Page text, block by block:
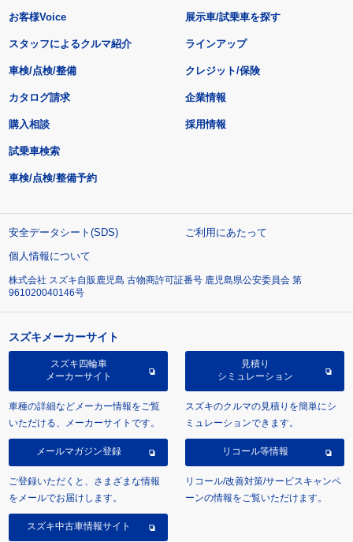
お客様Voice
スタッフによるクルマ紹介
展示車/試乗車を探す
ラインアップ
車検/点検/整備 クレジット/保険
カタログ請求
購入相談
試乗車検索
車検/点検/整備予約
企業情報
採用情報
安全データシート(SDS)
ご利用にあたって
個人情報について
株式会社 スズキ自販鹿児島 古物商許可証番号 鹿児島県公安委員会 第
961020040146号
スズキメーカーサイト
スズキ四輪車
メーカーサイト
車種の詳細などメーカー情報をご覧
いただける、メーカーサイトです。
見積り
シミュレーション
スズキのクルマの見積りを簡単にシ
ミュレーションできます。
メールマガジン登録
ご登録いただくと、さまざまな情報
をメールでお届けします。
リコール等情報
リコール/改善対策/サービスキャンペ
ーンの情報をご覧いただけます。
スズキ中古車情報サイト